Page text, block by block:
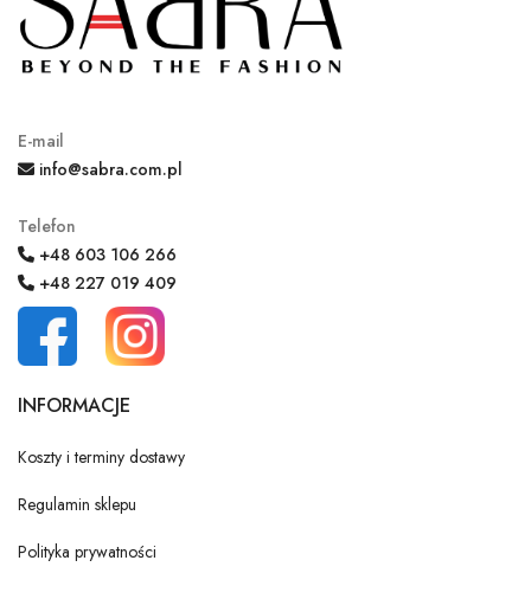
E-mail
info@sabra.com.pl
Telefon
+48 603 106 266
+48 227 019 409
INFORMACJE
Koszty i terminy dostawy
Regulamin sklepu
Polityka prywatności